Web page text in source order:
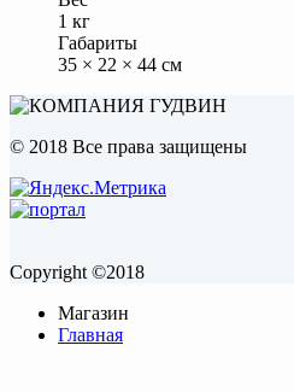
1 кг
Габариты
35 × 22 × 44 см
© 2018 Все права защищены
Copyright ©2018
Магазин
Главная